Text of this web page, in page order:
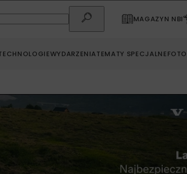
MAGAZYN NBI
WYDARZENIATEMATY SPECJALNE